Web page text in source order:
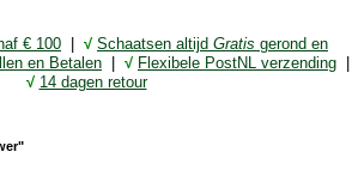
€ 100 √ Schaatsen altijd Gratis gerond en
en Betalen √ Flexibele PostNL verzending
√ 14 dagen retour